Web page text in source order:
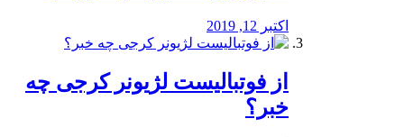
اکتبر 12, 2019
از فوتبالیست لژیونر کرجی چه
خبر؟